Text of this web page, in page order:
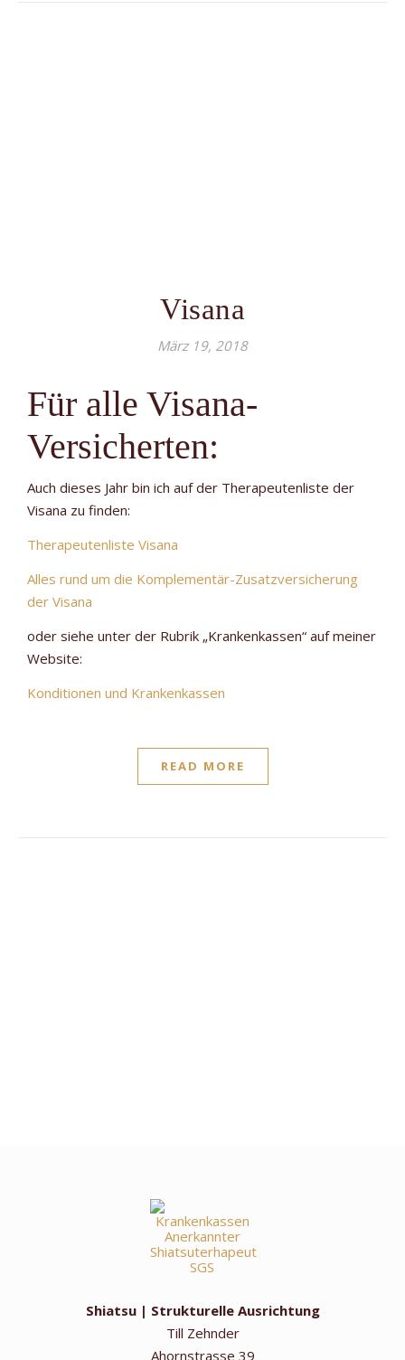
Visana
März 19, 2018
Für alle Visana-
Versicherten:
Auch dieses Jahr bin ich auf der Therapeutenliste der
Visana zu finden:
Therapeutenliste Visana
Alles rund um die Komplementär-Zusatzversicherung
der Visana
oder siehe unter der Rubrik „Krankenkassen“ auf meiner
Website:
Konditionen und Krankenkassen
READ MORE
Shiatsu | Strukturelle Ausrichtung
Till Zehnder
Ahornstrasse 39